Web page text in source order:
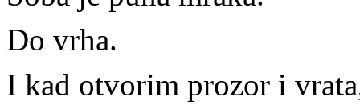
Do vrha.
I kad otvorim prozor i